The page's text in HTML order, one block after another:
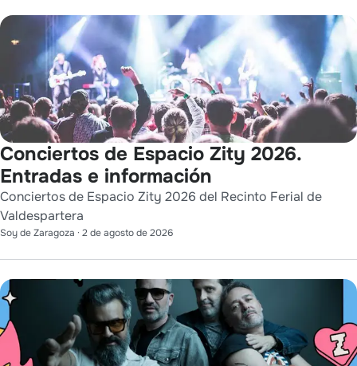
Conciertos de Espacio Zity 2026.
Entradas e información
Conciertos de Espacio Zity 2026 del Recinto Ferial de
Valdespartera
Soy de Zaragoza · 2 de agosto de 2026